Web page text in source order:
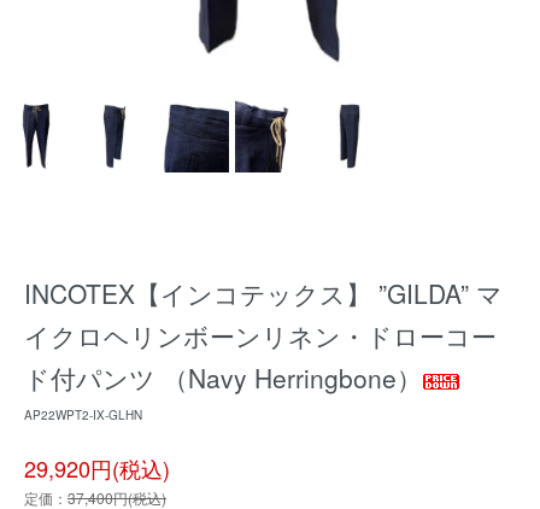
INCOTEX【インコテックス】 ”GILDA” マ
イクロヘリンボーンリネン・ドローコー
ド付パンツ （Navy Herringbone）
AP22WPT2-IX-GLHN
29,920円(税込)
定価： 37,400円(税込)